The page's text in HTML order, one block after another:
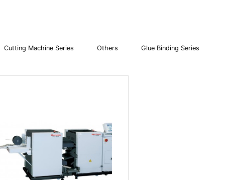
Cutting Machine Series Others Glue Binding Series